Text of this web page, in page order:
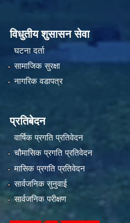
विधुतीय शुसासन सेवा
घटना दर्ता
सामाजिक सुरक्षा
नागरिक वडापत्र
प्रतिबेदन
वार्षिक प्रगति प्रतिवेदन
चौमासिक प्रगति प्रतिवेदन
मासिक प्रगति प्रतिवेदन
सार्वजनिक सुनुवाई
सार्वजनिक परीक्षण